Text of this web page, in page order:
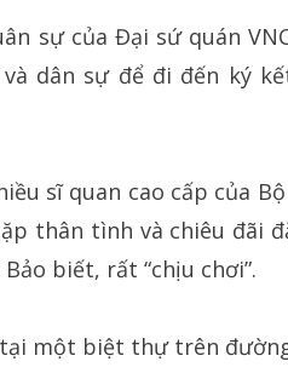
sự của Đại sứ quán
dân sự để đi đến ký
sĩ quan cao cấp của
thân tình và chiêu đãi
biết, rất “chịu chơi”.
một biệt thự trên